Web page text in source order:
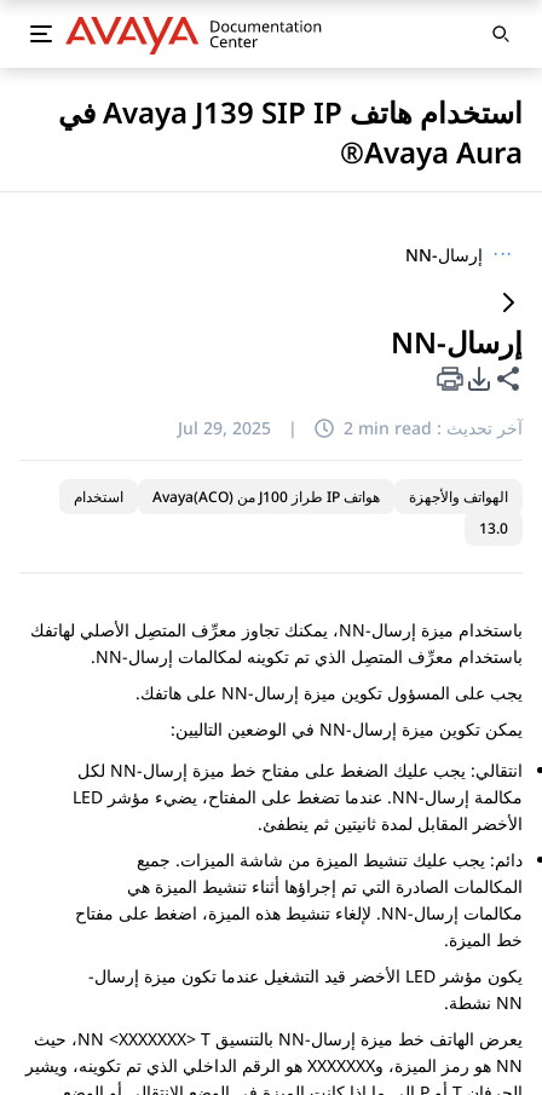
استخدام هاتف Avaya J139 SIP IP في
Avaya Aura®
··· إرسال-NN
إرسال-NN
مشاركة هذه الصفحة
خيارات تصدير PDF
آخر تحديث : Jul 29, 2025 | 2 min read
الهواتف والأجهزة هواتف IP طراز J100 من Avaya(ACO)
استخدام
13.0
باستخدام ميزة إرسال-NN، يمكنك تجاوز معرِّف المتصِل الأصلي لهاتفك
باستخدام معرِّف المتصِل الذي تم تكوينه لمكالمات إرسال-NN.
يجب على المسؤول تكوين ميزة إرسال-NN على هاتفك.
يمكن تكوين ميزة إرسال-NN في الوضعين التاليين:
انتقالي: يجب عليك الضغط على مفتاح خط ميزة إرسال-NN لكل
مكالمة إرسال-NN. عندما تضغط على المفتاح، يضيء مؤشر LED
الأخضر المقابل لمدة ثانيتين ثم ينطفئ.
دائم: يجب عليك تنشيط الميزة من شاشة الميزات. جميع
المكالمات الصادرة التي تم إجراؤها أثناء تنشيط الميزة هي
مكالمات إرسال-NN. لإلغاء تنشيط هذه الميزة، اضغط على مفتاح
خط الميزة.
يكون مؤشر LED الأخضر قيد التشغيل عندما تكون ميزة إرسال-
NN نشطة.
يعرض الهاتف خط ميزة إرسال-NN بالتنسيق NN <XXXXXXX> T، حيث
NN هو رمز الميزة، وXXXXXXX هو الرقم الداخلي الذي تم تكوينه، ويشير